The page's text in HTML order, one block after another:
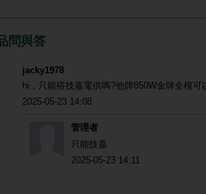
問與答
jacky1978
hi，只能搭技嘉電供嗎?他牌850W金牌全模可
2025-05-23 14:08
管理者
只能技嘉
2025-05-23 14:11